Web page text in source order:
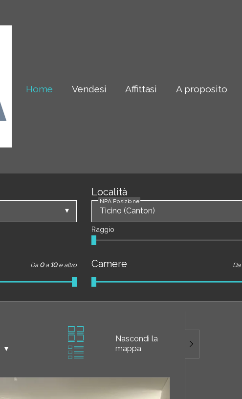
Home Vendesi Affittasi A proposito
Località
NPA Posizione
Raggio
Da 0 a 10 e altro Camere Da
Nascondi la
mappa